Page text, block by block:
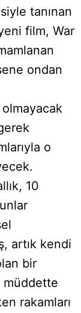
tanınan
film, War
ondan
o
10
artık kendi
bir
müddette
rakamları